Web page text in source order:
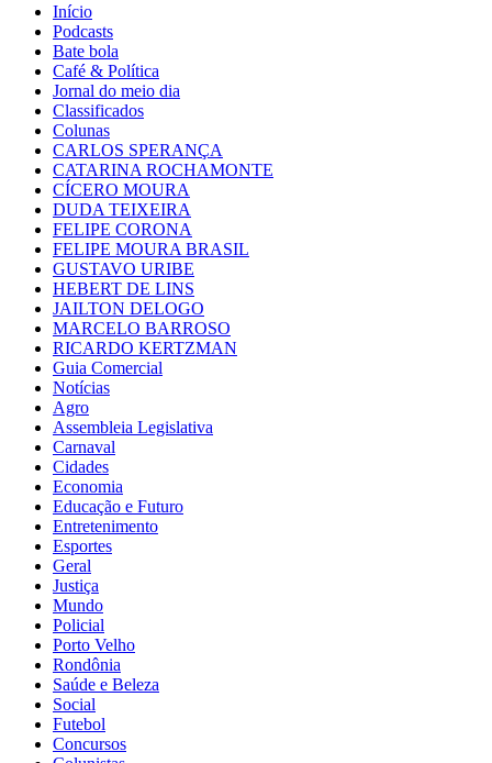
Início
Podcasts
Bate bola
Café & Política
Jornal do meio dia
Classificados
Colunas
CARLOS SPERANÇA
CATARINA ROCHAMONTE
CÍCERO MOURA
DUDA TEIXEIRA
FELIPE CORONA
FELIPE MOURA BRASIL
GUSTAVO URIBE
HEBERT DE LINS
JAILTON DELOGO
MARCELO BARROSO
RICARDO KERTZMAN
Guia Comercial
Notícias
Agro
Assembleia Legislativa
Carnaval
Cidades
Economia
Educação e Futuro
Entretenimento
Esportes
Geral
Justiça
Mundo
Policial
Porto Velho
Rondônia
Saúde e Beleza
Social
Futebol
Concursos